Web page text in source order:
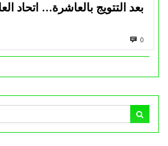
بعد التتويج بالعاشرة… اتحاد
0